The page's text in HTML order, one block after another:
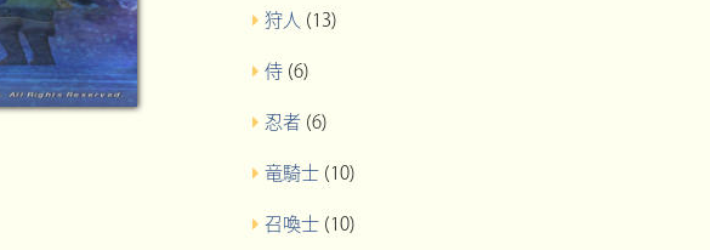
狩人 (13)
侍 (6)
忍者 (6)
竜騎士 (10)
召喚士 (10)